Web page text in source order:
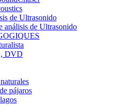
de Ultrasonido
análisis de Ultrasonido
DVD
pájaros